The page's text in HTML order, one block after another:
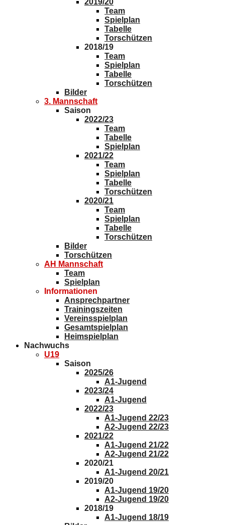
2019/20
Team
Spielplan
Tabelle
Torschützen
2018/19
Team
Spielplan
Tabelle
Torschützen
Bilder
3. Mannschaft
Saison
2022/23
Team
Tabelle
Spielplan
2021/22
Team
Spielplan
Tabelle
Torschützen
2020/21
Team
Spielplan
Tabelle
Torschützen
Bilder
Torschützen
AH Mannschaft
Team
Spielplan
Informationen
Ansprechpartner
Trainingszeiten
Vereinsspielplan
Gesamtspielplan
Heimspielplan
Nachwuchs
U19
Saison
2025/26
A1-Jugend
2023/24
A1-Jugend
2022/23
A1-Jugend 22/23
A2-Jugend 22/23
2021/22
A1-Jugend 21/22
A2-Jugend 21/22
2020/21
A1-Jugend 20/21
2019/20
A1-Jugend 19/20
A2-Jugend 19/20
2018/19
A1-Jugend 18/19